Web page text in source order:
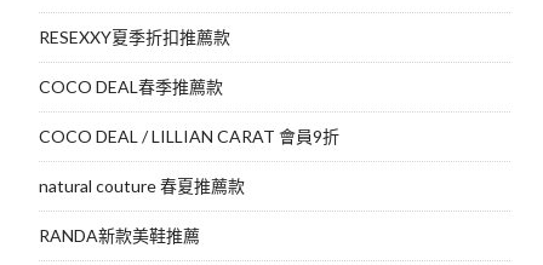
RESEXXY夏季折扣推薦款
COCO DEAL春季推薦款
COCO DEAL / LILLIAN CARAT 會員9折
natural couture 春夏推薦款
RANDA新款美鞋推薦